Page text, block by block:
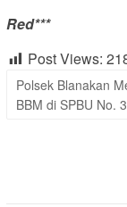
Red***
Post Views:
Polsek Blanakan
BBM di SPBU No.